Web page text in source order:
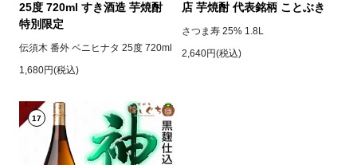
25度 720ml すき酒造 芋焼酎
特別限定
伝須木 番外 ベニヒナタ 25度 720ml
1,680円(税込)
店 芋焼酎 代表銘柄 ことぶき
さつま寿 25% 1.8L
2,640円(税込)
17